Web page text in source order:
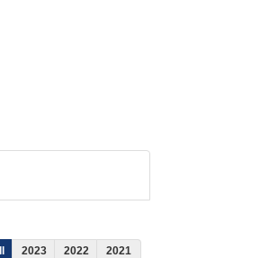
2023 2022 2021